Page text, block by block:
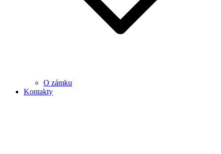
O zámku
Kontakty